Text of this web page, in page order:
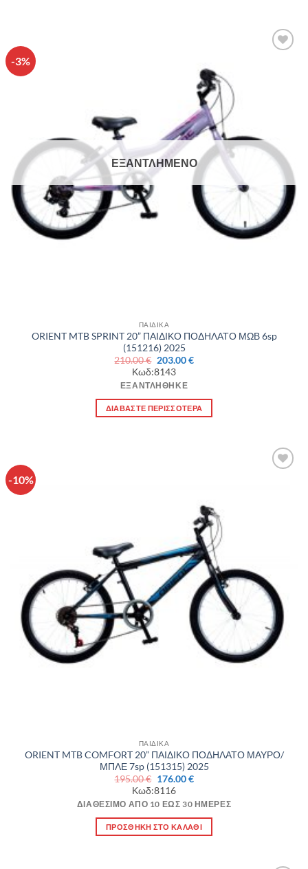
-3%
ΕΞΑΝΤΛΗΜΈΝΟ
ΠΑΙΔΙΚΑ
ORIENT MTB SPRINT 20” ΠΑΙΔΙΚΟ ΠΟΔΗΛΑΤΟ ΜΩΒ 6sp
(151216) 2025
210.00€ Original
price
was:
210.00 €.
203.00€Η
Κωδ:8143
ΕΞΑΝΤΛΉΘΗΚΕ
ΔΙΑΒΆΣΤΕ ΠΕΡΙΣΣΌΤΕΡΑ
-10%
ΠΑΙΔΙΚΑ
ORIENT MTB COMFORT 20” ΠΑΙΔΙΚΟ ΠΟΔΗΛΑΤΟ ΜΑΥΡΟ/
ΜΠΛΕ 7sp (151315) 2025
195.00€ Original
price
was:
195.00 €.
176.00€Η
είναι:
Κωδ:8116
ΔΙΑΘΈΣΙΜΟ ΑΠΌ 10 ΈΩΣ 30 ΗΜΈΡΕΣ
ΠΡΟΣΘΉΚΗ ΣΤΟ ΚΑΛΆΘΙ